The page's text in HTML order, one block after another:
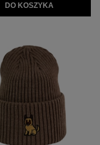
DO KOSZYKA